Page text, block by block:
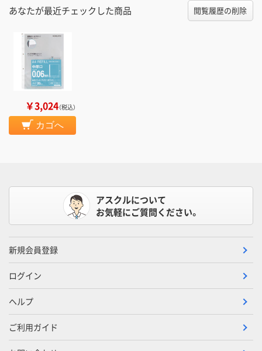
あなたが最近チェックした商品 閲覧履歴の削除
￥3,024（税込）
カゴへ
アスクルについて
お気軽にご質問ください。
新規会員登録
ログイン
ヘルプ
ご利用ガイド